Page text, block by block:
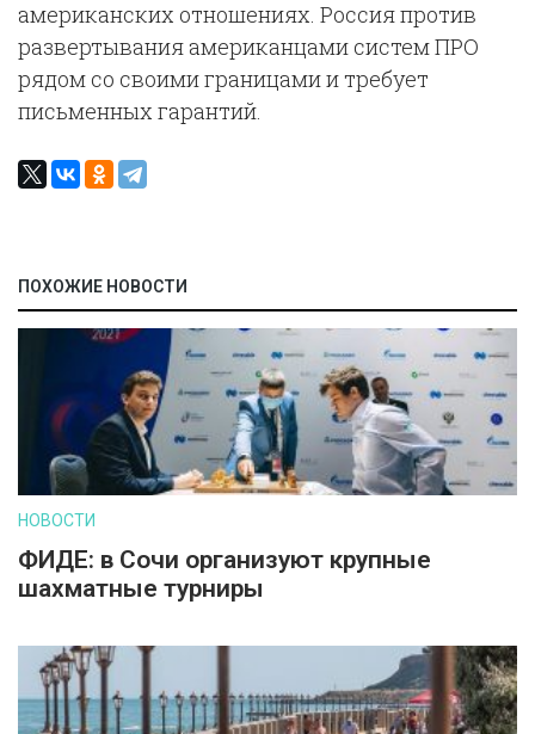
американских отношениях. Россия против
развертывания американцами систем ПРО
рядом со своими границами и требует
письменных гарантий.
ПОХОЖИЕ НОВОСТИ
НОВОСТИ
ФИДЕ: в Сочи организуют крупные
шахматные турниры